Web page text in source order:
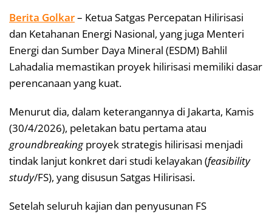
Berita Golkar– Ketua Satgas Percepatan Hilirisasi
dan Ketahanan Energi Nasional, yang juga Menteri
Energi dan Sumber Daya Mineral (ESDM) Bahlil
Lahadalia memastikan proyek hilirisasi memiliki dasar
perencanaan yang kuat.
Menurut dia, dalam keterangannya di Jakarta, Kamis
(30/4/2026), peletakan batu pertama atau
groundbreakingproyek strategis hilirisasi menjadi
tindak lanjut konkret dari studi kelayakan (feasibility
study/FS), yang disusun Satgas Hilirisasi.
Setelah seluruh kajian dan penyusunan FS